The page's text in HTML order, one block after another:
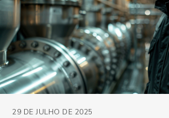
29 DE JULHO DE 2025